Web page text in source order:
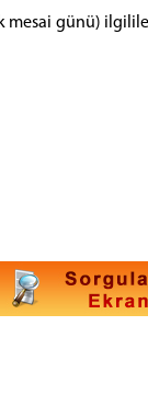
mesai günü)